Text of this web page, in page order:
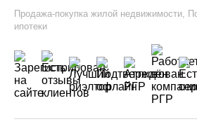
Продажа-покупка жилой недвижимости,
ипотеки